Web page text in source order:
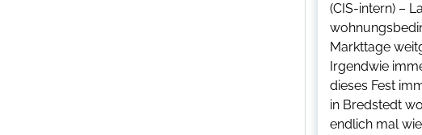
(CIS-intern) –
Markttage
Irgendwie
dieses Fest
in Bredstedt
endlich mal